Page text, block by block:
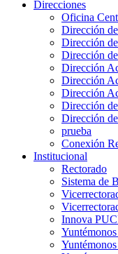
Direcciones
Oficina
Dirección
Dirección
Dirección
Dirección
Dirección
Dirección
Dirección
Dirección
prueba
Conexión
Institucional
Rectorado
Sistema de
Innova